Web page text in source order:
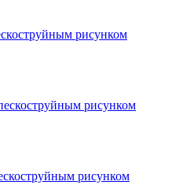
рисунком
рисунком
рисунком